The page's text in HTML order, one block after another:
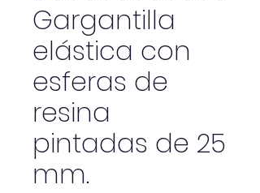
Gargantilla
elástica con
esferas de
resina
pintadas de 25
mm.